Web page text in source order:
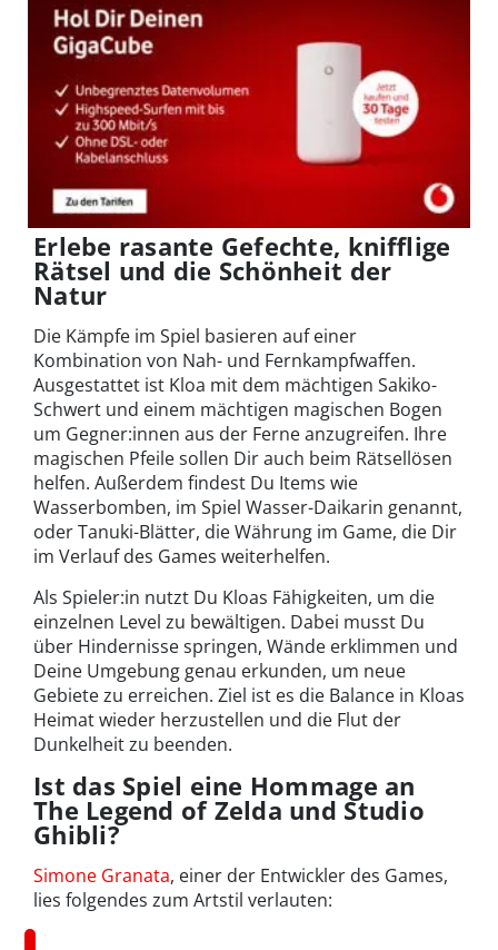
Erlebe rasante Gefechte, knifflige
Rätsel und die Schönheit der
Natur
Die Kämpfe im Spiel basieren auf einer
Kombination von Nah- und Fernkampfwaffen.
Ausgestattet ist Kloa mit dem mächtigen Sakiko-
Schwert und einem mächtigen magischen Bogen
um Gegner:innen aus der Ferne anzugreifen. Ihre
magischen Pfeile sollen Dir auch beim Rätsellösen
helfen. Außerdem findest Du Items wie
Wasserbomben, im Spiel Wasser-Daikarin genannt,
oder Tanuki-Blätter, die Währung im Game, die Dir
im Verlauf des Games weiterhelfen.
Als Spieler:in nutzt Du Kloas Fähigkeiten, um die
einzelnen Level zu bewältigen. Dabei musst Du
über Hindernisse springen, Wände erklimmen und
Deine Umgebung genau erkunden, um neue
Gebiete zu erreichen. Ziel ist es die Balance in Kloas
Heimat wieder herzustellen und die Flut der
Dunkelheit zu beenden.
Ist das Spiel eine Hommage an
The Legend of Zelda und Studio
Ghibli?
Simone Granata, einer der Entwickler des Games,
lies folgendes zum Artstil verlauten: